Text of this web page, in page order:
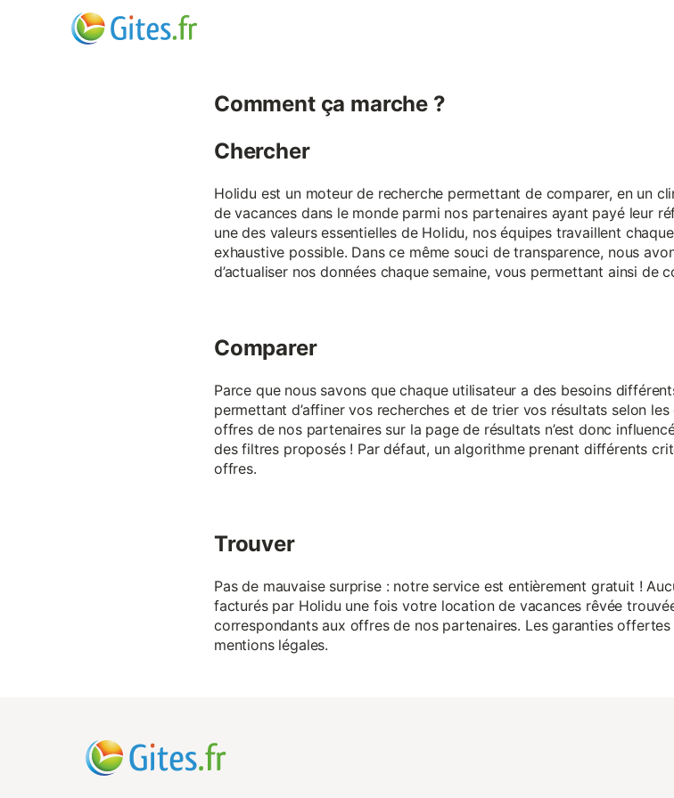
Comment ça marche ?
Chercher
Holidu est un moteur de recherche permettant de comparer, en un
de vacances dans le monde parmi nos partenaires ayant payé leur
une des valeurs essentielles de Holidu, nos équipes travaillent
exhaustive possible. Dans ce même souci de transparence, nous
d’actualiser nos données chaque semaine, vous permettant ainsi de
Comparer
Parce que nous savons que chaque utilisateur a des besoins
permettant d’affiner vos recherches et de trier vos résultats selon
offres de nos partenaires sur la page de résultats n’est donc
des filtres proposés ! Par défaut, un algorithme prenant différents
offres.
Trouver
Pas de mauvaise surprise : notre service est entièrement gratuit !
facturés par Holidu une fois votre location de vacances rêvée
correspondants aux offres de nos partenaires. Les garanties
mentions légales.